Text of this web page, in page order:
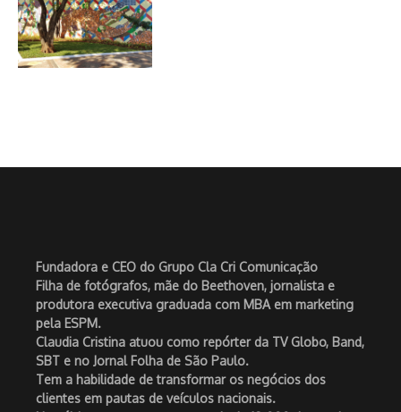
Fundadora e CEO do Grupo Cla Cri Comunicação
Filha de fotógrafos, mãe do Beethoven, jornalista e
produtora executiva graduada com MBA em marketing
pela ESPM.
Claudia Cristina atuou como repórter da TV Globo, Band,
SBT e no Jornal Folha de São Paulo.
Tem a habilidade de transformar os negócios dos
clientes em pautas de veículos nacionais.